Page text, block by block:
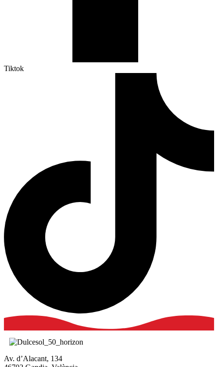
Tiktok
Av. d’Alacant, 134